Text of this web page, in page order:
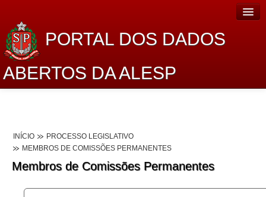
PORTAL DOS DADOS
ABERTOS DA ALESP
Dados Abertos Alesp
Lei de Acesso à Informação
Dados Governamentais Abertos
INÍCIO
PROCESSO LEGISLATIVO
MEMBROS DE COMISSÕES PERMANENTES
Membros de Comissões Permanentes